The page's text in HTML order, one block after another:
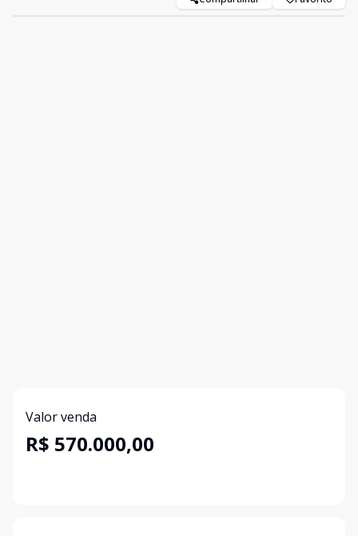
Valor venda
R$ 570.000,00